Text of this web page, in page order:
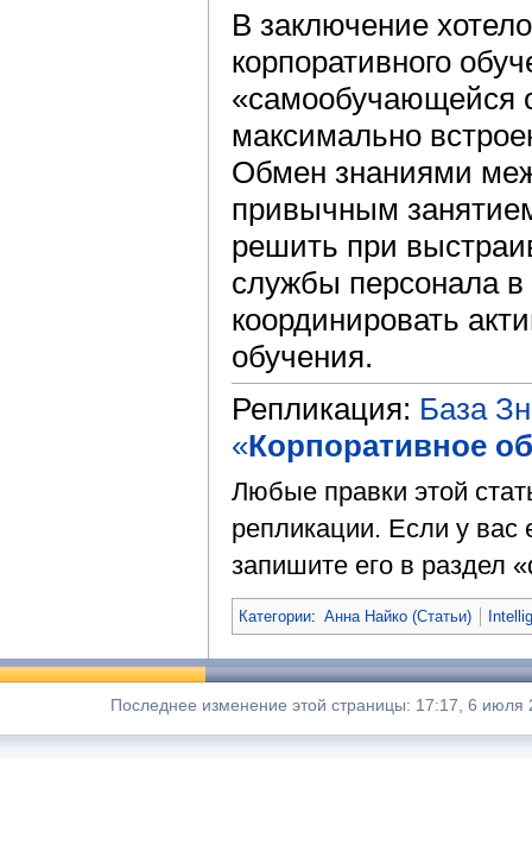
В заключение
корпоративного
«самообучающейся
максимально
Обмен знаниями
привычным
решить при
службы персонала
координировать
обучения.
Репликация: База
«Корпоративное
Любые правки этой
репликации. Если у вас
запишите его в раздел
Категории: Анна Найко (Статьи)
Последнее изменение этой страницы: 17:17, 6 июля